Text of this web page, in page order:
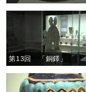
第13回 「銅鐸」